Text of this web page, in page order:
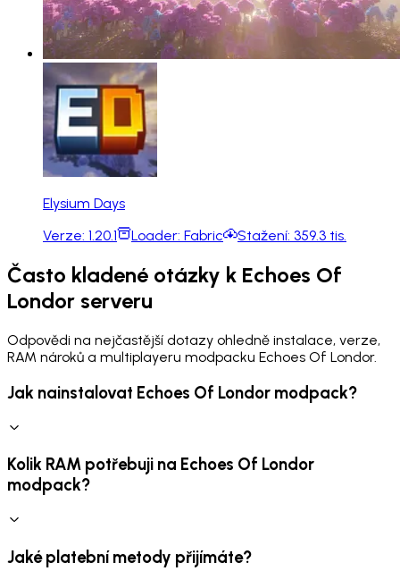
Elysium Days
Verze: 1.20.1 Loader: Fabric Stažení: 359.3 tis.
Často kladené otázky k Echoes Of
Londor serveru
Odpovědi na nejčastější dotazy ohledně instalace, verze,
RAM nároků a multiplayeru modpacku Echoes Of Londor.
Jak nainstalovat Echoes Of Londor modpack?
Kolik RAM potřebuji na Echoes Of Londor
modpack?
Jaké platební metody přijímáte?